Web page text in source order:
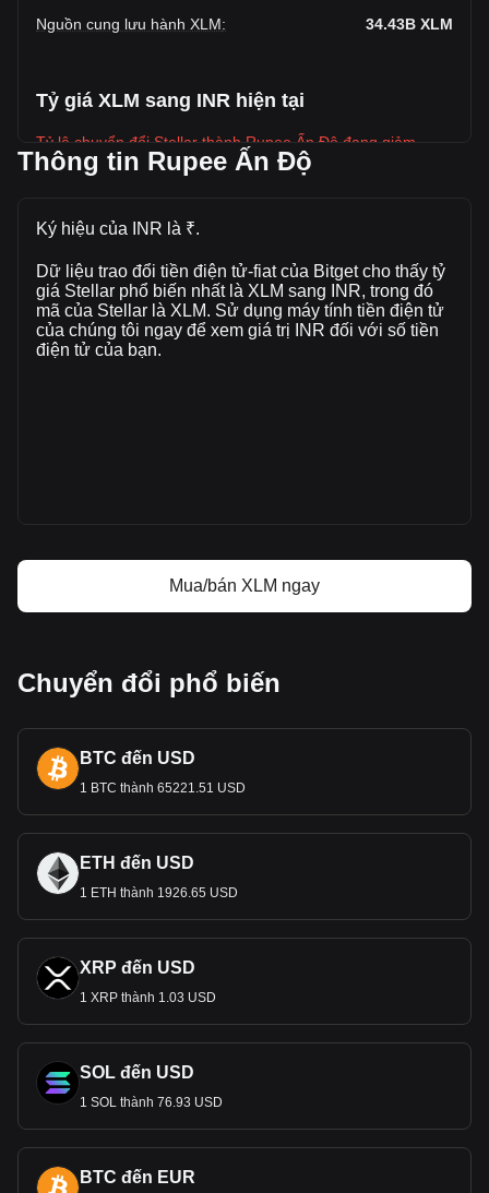
Nguồn cung lưu hành XLM: 34.43B XLM
Tỷ giá XLM sang INR hiện tại
Tỷ lệ chuyển đổi Stellar thành Rupee Ấn Độ đang giảm
trong tuần này.
tổng vốn hoá thị trường của ₹537,953,058,406.91 INR dựa
lượng giao dịch của Stellar đã thay đổi +60.65%
(₹3,478,989,958.09 INR) trong 24 giờ qua. Trong ngày giao
dịch cuối cùng, khối lượng giao dịch của XLM là
₹5,736,392,242.57.
Thông tin Rupee Ấn Độ
Ký hiệu của INR là ₹.
Dữ liệu trao đổi tiền điện tử-fiat của Bitget cho thấy tỷ
giá Stellar phổ biến nhất là XLM sang INR, trong đó
mã của Stellar là XLM. Sử dụng máy tính tiền điện tử
của chúng tôi ngay để xem giá trị INR đối với số tiền
điện tử của bạn.
Mua/bán XLM ngay
Chuyển đổi phổ biến
BTC đến USD
1 BTC thành 65221.51 USD
ETH đến USD
1 ETH thành 1926.65 USD
XRP đến USD
1 XRP thành 1.03 USD
SOL đến USD
1 SOL thành 76.93 USD
BTC đến EUR